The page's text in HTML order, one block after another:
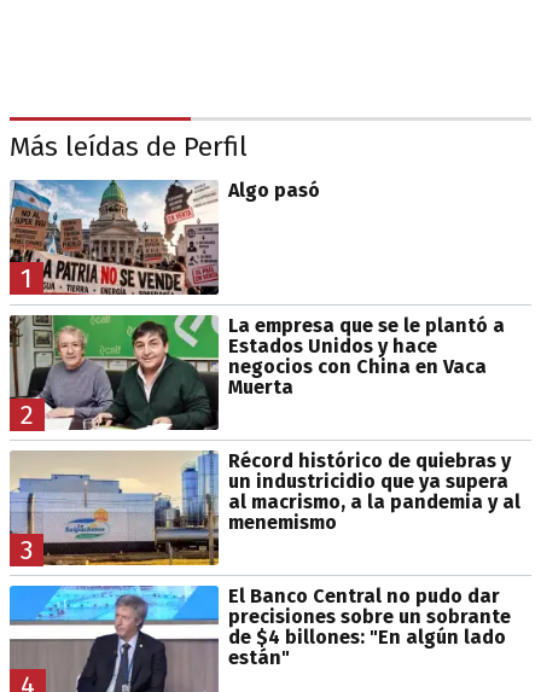
Más leídas de Perfil
1
Algo pasó
2
La empresa que se le plantó a
Estados Unidos y hace
negocios con China en Vaca
Muerta
3
Récord histórico de quiebras y
un industricidio que ya supera
al macrismo, a la pandemia y al
menemismo
4
El Banco Central no pudo dar
precisiones sobre un sobrante
de $4 billones: "En algún lado
están"